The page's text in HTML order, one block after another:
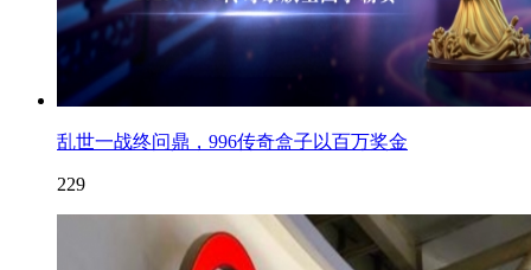
乱世一战终问鼎，996传奇盒子以百万奖金
229